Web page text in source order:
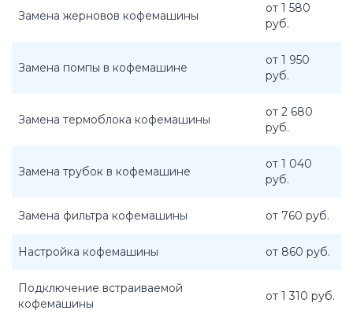
Замена жерновов кофемашины
от 1 580
руб.
Замена помпы в кофемашине
от 1 950
руб.
Замена термоблока кофемашины
от 2 680
руб.
Замена трубок в кофемашине
от 1 040
руб.
Замена фильтра кофемашины от 760 руб.
Настройка кофемашины от 860 руб.
Подключение встраиваемой
кофемашины
от 1 310 руб.